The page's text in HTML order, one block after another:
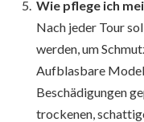
Wie pflege ich
Nach jeder Tour
werden, um
Aufblasbare
Beschädigungen
trockenen,